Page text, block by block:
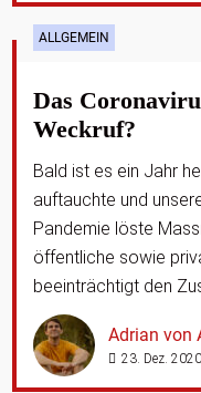
ALLGEMEIN
Das
Weckruf?
Bald ist es ein Jahr
auftauchte und
Pandemie löste
öffentliche sowie
beeinträchtigt den
Adrian von
23. Dez. 2020